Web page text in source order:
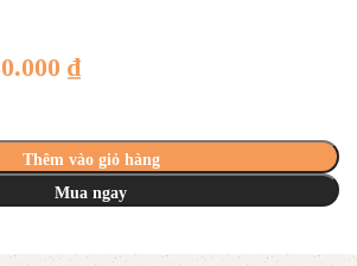
₫
Thêm vào giỏ hàng
Mua ngay